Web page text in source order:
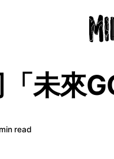
未來
read